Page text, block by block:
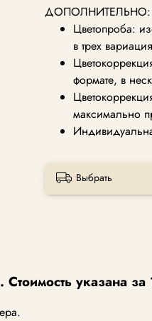
ДОПОЛНИТЕЛЬНО:
Цветопроба:
в трех
формате, в
максимально
Выбрать
указана за